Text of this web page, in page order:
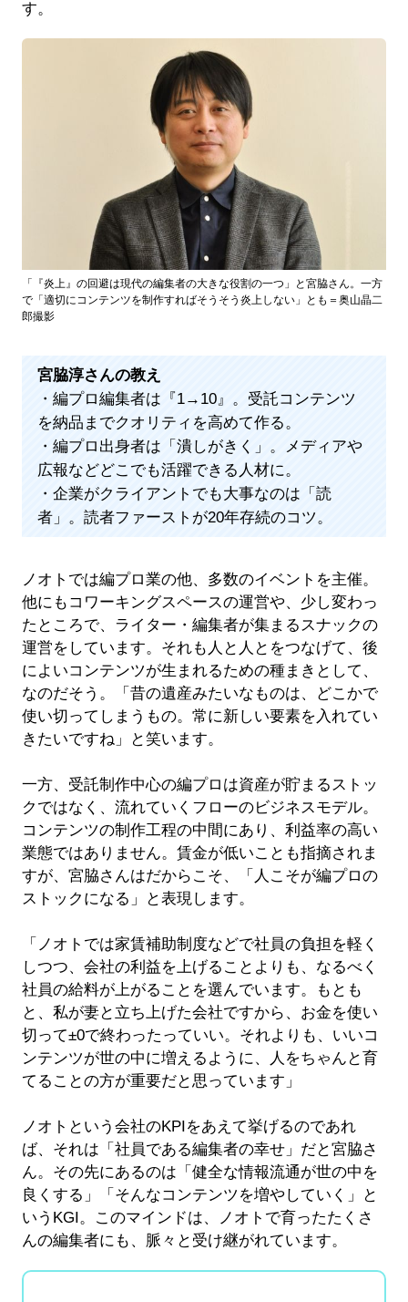
す。
「『炎上』の回避は現代の編集者の大きな役割の一つ」と宮脇さん。一方
で「適切にコンテンツを制作すればそうそう炎上しない」とも＝奥山晶二
郎撮影
宮脇淳さんの教え
・編プロ編集者は『1→10』。受託コンテンツ
を納品までクオリティを高めて作る。
・編プロ出身者は「潰しがきく」。メディアや
広報などどこでも活躍できる人材に。
・企業がクライアントでも大事なのは「読
者」。読者ファーストが20年存続のコツ。
ノオトでは編プロ業の他、多数のイベントを主催。
他にもコワーキングスペースの運営や、少し変わっ
たところで、ライター・編集者が集まるスナックの
運営をしています。それも人と人とをつなげて、後
によいコンテンツが生まれるための種まきとして、
なのだそう。「昔の遺産みたいなものは、どこかで
使い切ってしまうもの。常に新しい要素を入れてい
きたいですね」と笑います。
一方、受託制作中心の編プロは資産が貯まるストッ
クではなく、流れていくフローのビジネスモデル。
コンテンツの制作工程の中間にあり、利益率の高い
業態ではありません。賃金が低いことも指摘されま
すが、宮脇さんはだからこそ、「人こそが編プロの
ストックになる」と表現します。
「ノオトでは家賃補助制度などで社員の負担を軽く
しつつ、会社の利益を上げることよりも、なるべく
社員の給料が上がることを選んでいます。もとも
と、私が妻と立ち上げた会社ですから、お金を使い
切って±0で終わったっていい。それよりも、いいコ
ンテンツが世の中に増えるように、人をちゃんと育
てることの方が重要だと思っています」
ノオトという会社のKPIをあえて挙げるのであれ
ば、それは「社員である編集者の幸せ」だと宮脇さ
ん。その先にあるのは「健全な情報流通が世の中を
良くする」「そんなコンテンツを増やしていく」と
いうKGI。このマインドは、ノオトで育ったたくさ
んの編集者にも、脈々と受け継がれています。